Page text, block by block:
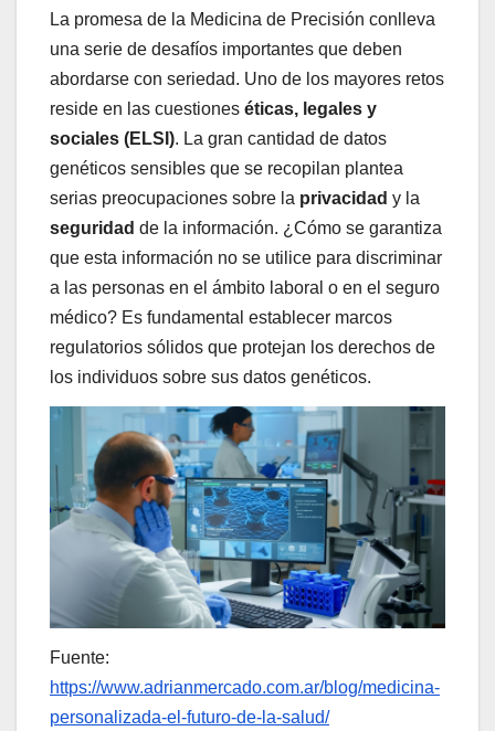
La promesa de la Medicina de Precisión conlleva
una serie de desafíos importantes que deben
abordarse con seriedad. Uno de los mayores retos
reside en las cuestiones éticas, legales y
sociales (ELSI). La gran cantidad de datos
genéticos sensibles que se recopilan plantea
serias preocupaciones sobre la privacidad y la
seguridad de la información. ¿Cómo se garantiza
que esta información no se utilice para discriminar
a las personas en el ámbito laboral o en el seguro
médico? Es fundamental establecer marcos
regulatorios sólidos que protejan los derechos de
los individuos sobre sus datos genéticos.
Fuente:
https://www.adrianmercado.com.ar/blog/medicina-
personalizada-el-futuro-de-la-salud/